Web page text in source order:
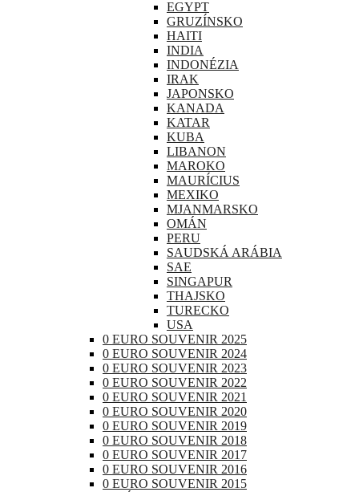
EGYPT
GRUZÍNSKO
HAITI
INDIA
INDONÉZIA
IRAK
JAPONSKO
KANADA
KATAR
KUBA
LIBANON
MAROKO
MAURÍCIUS
MEXIKO
MJANMARSKO
OMÁN
PERU
SAUDSKÁ ARÁBIA
SAE
SINGAPUR
THAJSKO
TURECKO
USA
0 EURO SOUVENIR 2025
0 EURO SOUVENIR 2024
0 EURO SOUVENIR 2023
0 EURO SOUVENIR 2022
0 EURO SOUVENIR 2021
0 EURO SOUVENIR 2020
0 EURO SOUVENIR 2019
0 EURO SOUVENIR 2018
0 EURO SOUVENIR 2017
0 EURO SOUVENIR 2016
0 EURO SOUVENIR 2015